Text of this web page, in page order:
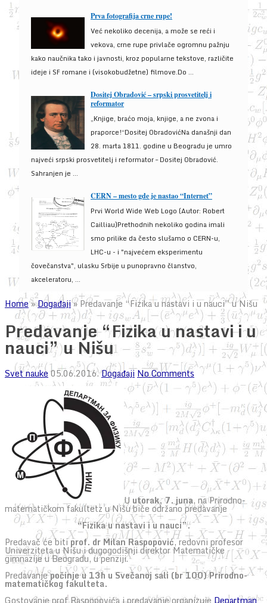
Prva fotografija crne rupe!
Već nekoliko decenija, a može se reći i
vekova, crne rupe privlače ogromnu pažnju
kako naučnika tako i javnosti, kroz popularne tekstove, različite
ideje i SF romane i (visokobudžetne) filmove.Do ...
Dositej Obradović – srpski prosvetitelj i
reformator
„Knjige, braćo moja, knjige, a ne zvona i
praporce!“Dositej ObradovićNa današnji dan
28. marta 1811. godine u Beogradu je umro
najveći srpski prosvetitelj i reformator – Dositej Obradović.
Sahranjen je ...
CERN – mesto gde je nastao “Internet”
Prvi World Wide Web Logo (Autor: Robert
Cailliau)Prethodnih nekoliko godina imali
smo prilike da često slušamo o CERN-u,
LHC-u - i "najvećem eksperimentu
čovečanstva", ulasku Srbije u punopravno članstvo,
akceleratoru, ...
Home»Događaji»Predavanje “Fizika u nastavi i u nauci” u Nišu
Predavanje “Fizika u nastavi i u
nauci” u Nišu
Svet nauke 05.06.2016.Događaji No Comments
U utorak, 7. juna, na Prirodno-
matematičkom fakultetz u Nišu biće održano predavanje
“Fizika u nastavi i u nauci”.
Predavač će bitiprof. dr Milan Raspopović, redovni profesor
Univerziteta u Nišu i dugogodišnji direktor Matematičke
gimnazije u Beogradu, u penziji.
Predavanjepočinje u 13h u Svečanoj sali (br 100) Prirodno-
matematičkog fakulteta.